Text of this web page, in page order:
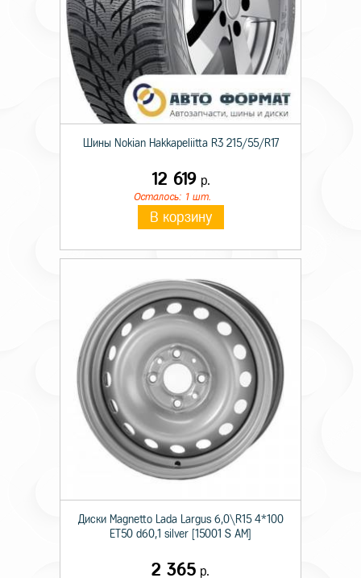
Шины Nokian Hakkapeliitta R3 215/55/R17
12 619р.
Осталось: 1 шт.
В корзину
Диски Magnetto Lada Largus 6,0\R15 4*100
ET50 d60,1 silver [15001 S AM]
2 365 р.